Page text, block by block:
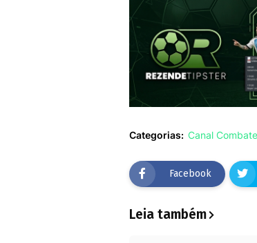
Categorias: Canal Combate
Facebook
Leia também